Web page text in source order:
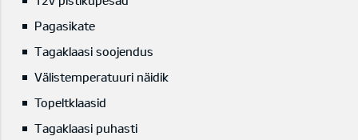
Pagasikate
Tagaklaasi soojendus
Välistemperatuuri näidik
Topeltklaasid
Tagaklaasi puhasti